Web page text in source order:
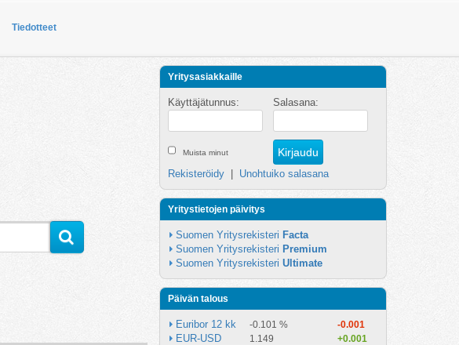
Tiedotteet
Yritysasiakkaille
Käyttäjätunnus: Salasana:
Muista minut
Rekisteröidy Unohtuiko salasana
Yritystietojen päivitys
Suomen Yritysrekisteri Facta
Suomen Yritysrekisteri Premium
Suomen Yritysrekisteri Ultimate
Päivän talous
Euribor 12 kk -0.101 % -0.001
EUR-USD 1.149 +0.001